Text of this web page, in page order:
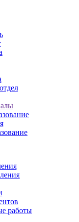
работы